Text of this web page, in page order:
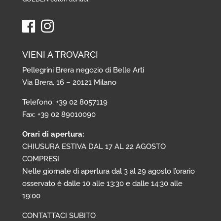
VIENI A TROVARCI
Pellegrini Brera negozio di Belle Arti
Via Brera, 16 – 20121 Milano
Telefono: +39 02 8057119
Fax: +39 02 89010090
Orari di apertura:
CHIUSURA ESTIVA DAL 17 AL 22 AGOSTO
COMPRESI
Nelle giornate di apertura dal 3 al 29 agosto l’orario
osservato è dalle 10 alle 13:30 e dalle 14:30 alle
19:00
CONTATTACI SUBITO